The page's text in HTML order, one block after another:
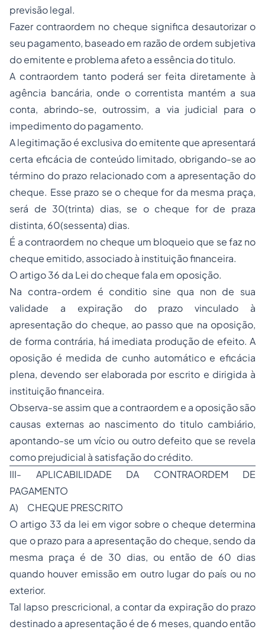
previsão legal.
Fazer contraordem no cheque significa desautorizar o
seu pagamento, baseado em razão de ordem subjetiva
do emitente e problema afeto a essência do titulo.
A contraordem tanto poderá ser feita diretamente à
agência bancária, onde o correntista mantém a sua
conta, abrindo-se, outrossim, a via judicial para o
impedimento do pagamento.
A legitimação é exclusiva do emitente que apresentará
certa eficácia de conteúdo limitado, obrigando-se ao
término do prazo relacionado com a apresentação do
cheque. Esse prazo se o cheque for da mesma praça,
será de 30(trinta) dias, se o cheque for de praza
distinta, 60(sessenta) dias.
É a contraordem no cheque um bloqueio que se faz no
cheque emitido, associado à instituição financeira.
O artigo 36 da Lei do cheque fala em oposição.
Na contra-ordem é conditio sine qua non de sua
validade a expiração do prazo vinculado à
apresentação do cheque, ao passo que na oposição,
de forma contrária, há imediata produção de efeito. A
oposição é medida de cunho automático e eficácia
plena, devendo ser elaborada por escrito e dirigida à
instituição financeira.
Observa-se assim que a contraordem e a oposição são
causas externas ao nascimento do titulo cambiário,
apontando-se um vício ou outro defeito que se revela
como prejudicial à satisfação do crédito.
III- APLICABILIDADE DA CONTRAORDEM DE
PAGAMENTO
A) CHEQUE PRESCRITO
O artigo 33 da lei em vigor sobre o cheque determina
que o prazo para a apresentação do cheque, sendo da
mesma praça é de 30 dias, ou então de 60 dias
quando houver emissão em outro lugar do país ou no
exterior.
Tal lapso prescricional, a contar da expiração do prazo
destinado a apresentação é de 6 meses, quando então